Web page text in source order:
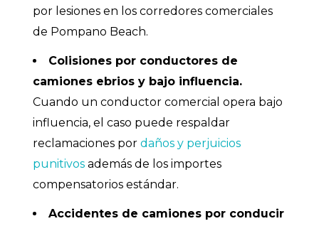
por lesiones en los corredores comerciales
de Pompano Beach.
Colisiones por conductores de
camiones ebrios y bajo influencia.
Cuando un conductor comercial opera bajo
influencia, el caso puede respaldar
reclamaciones por daños y perjuicios
punitivos además de los importes
compensatorios estándar.
Accidentes de camiones por conducir